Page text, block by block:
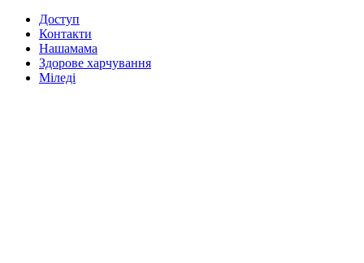
Доступ
Контакти
Нашамама
Здорове харчування
Міледі